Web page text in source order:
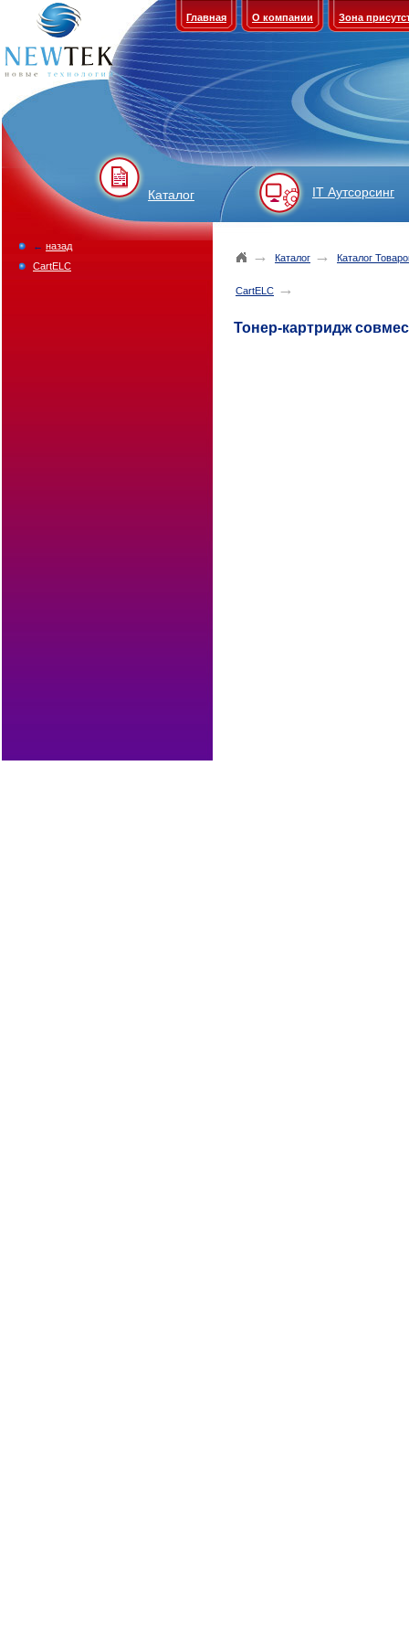
Главная О компании Зона
Каталог IT Аутсорсинг
→ Каталог → Каталог
CartELC →
Тонер-картридж
← назад
CartELC